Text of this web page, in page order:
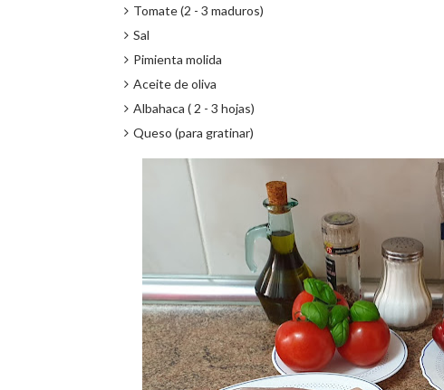
Tomate (2 - 3 maduros)
Sal
Pimienta molida
Aceite de oliva
Albahaca ( 2 - 3 hojas)
Queso (para gratinar)